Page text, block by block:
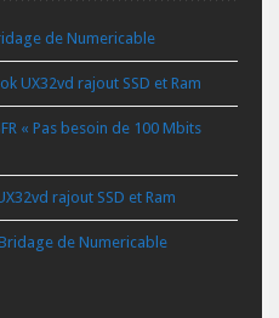
de Numericable
UX32vd rajout SSD et Ram
« Pas besoin de 100 Mbits
rajout SSD et Ram
de Numericable